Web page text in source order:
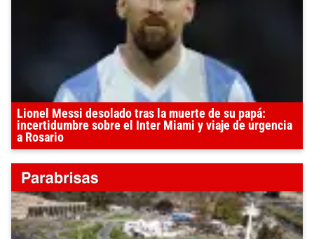
Lionel Messi desolado tras la muerte de su papá:
incertidumbre sobre el Inter Miami y viaje de urgencia
a Rosario